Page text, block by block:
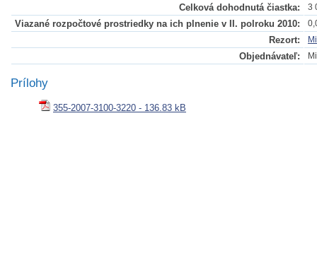
Celková dohodnutá čiastka: 3
Viazané rozpočtové prostriedky na ich plnenie v II. polroku 2010:
Rezort:
Objednávateľ:
Prílohy
355-2007-3100-3220 - 136.83 kB